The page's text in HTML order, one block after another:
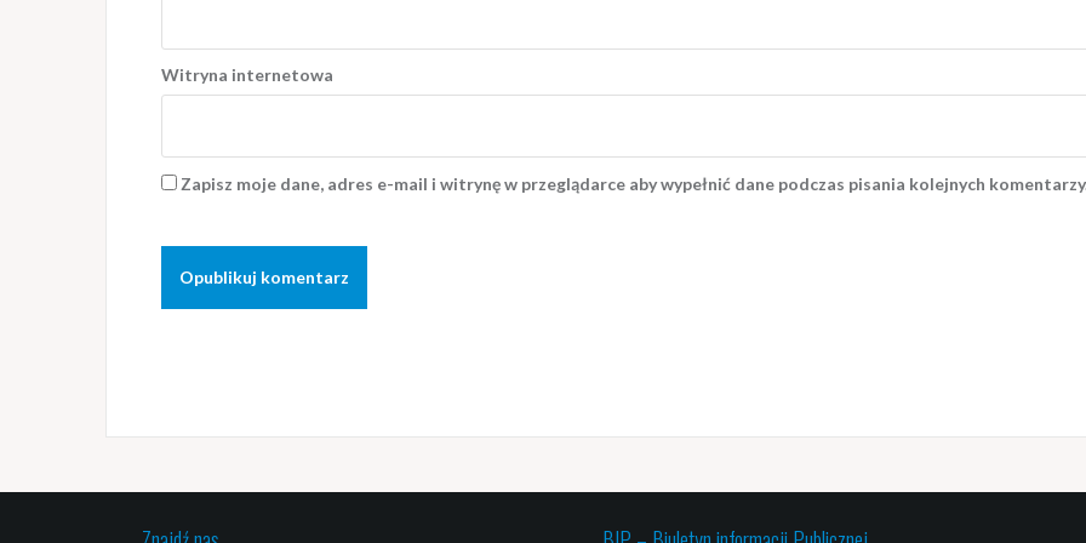
Witryna internetowa
Zapisz moje dane, adres e-mail i witrynę w przeglądarce aby wypełnić dane podczas pisania kolejnych